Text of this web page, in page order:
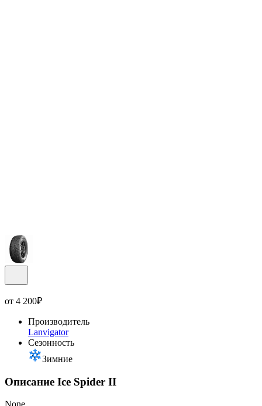
от 4 200₽
Производитель
Lanvigator
Сезонность
Зимние
Описание Ice Spider II